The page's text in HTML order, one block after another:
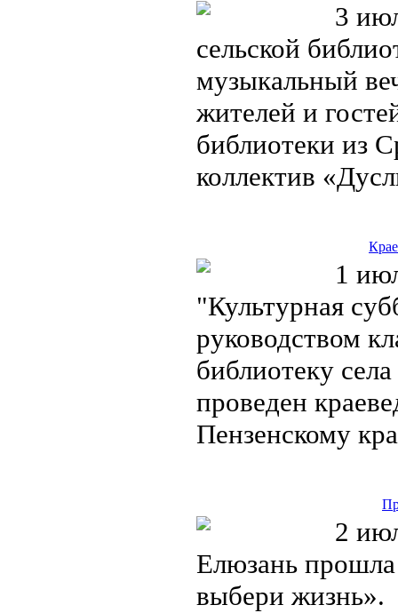
3
сельской
музыкальный
жителей и
библиотеки из
коллектив
1
"Культурная
руководством
библиотеку
проведен
Пензенскому
2
Елюзань
выбери жизнь».